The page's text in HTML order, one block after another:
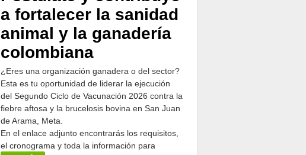
a fortalecer la sanidad
animal y la ganadería
colombiana
¿Eres una organización ganadera o del sector?
Esta es tu oportunidad de liderar la ejecución
del Segundo Ciclo de Vacunación 2026 contra la
fiebre aftosa y la brucelosis bovina en San Juan
de Arama, Meta.
En el enlace adjunto encontrarás los requisitos,
el cronograma y toda la información para